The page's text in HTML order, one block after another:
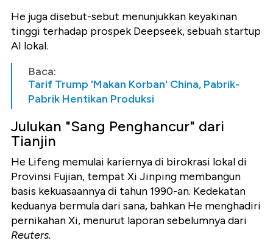
He juga disebut-sebut menunjukkan keyakinan
tinggi terhadap prospek Deepseek, sebuah startup
AI lokal.
Baca:
Tarif Trump 'Makan Korban' China, Pabrik-
Pabrik Hentikan Produksi
Julukan "Sang Penghancur" dari
Tianjin
He Lifeng memulai kariernya di birokrasi lokal di
Provinsi Fujian, tempat Xi Jinping membangun
basis kekuasaannya di tahun 1990-an. Kedekatan
keduanya bermula dari sana, bahkan He menghadiri
pernikahan Xi, menurut laporan sebelumnya dari
Reuters.